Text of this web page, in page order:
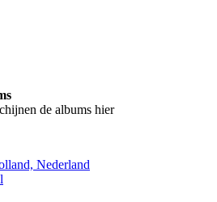
de albums hier
Nederland